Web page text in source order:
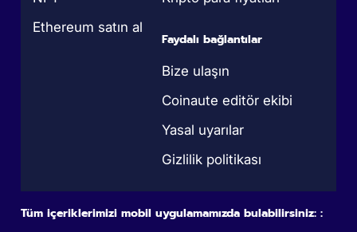
Ethereum satın al
Faydalı bağlantılar
Bize ulaşın
Coinaute editör ekibi
Yasal uyarılar
Gizlilik politikası
Tüm içeriklerimizi mobil uygulamamızda bulabilirsiniz: :